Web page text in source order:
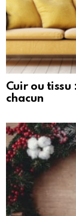
Cuir ou
chacun